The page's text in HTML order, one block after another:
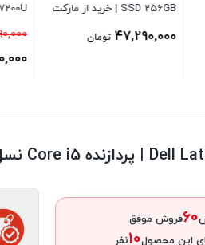
SSD 256GB | خرید از مارکت
47,290,000 تومان
7200U نسل 7
است.
60فروش موفق
این محصول10نفر